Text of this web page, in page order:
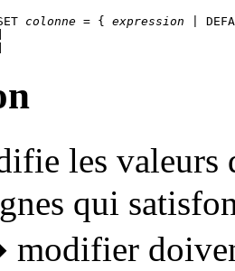
colonne = { expression |
les
qui
modifier